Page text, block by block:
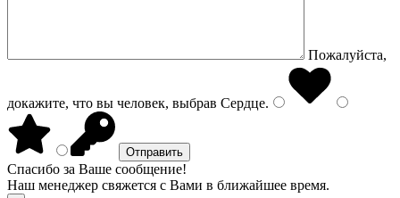
Пожалуйста,
докажите, что вы человек, выбрав Сердце.
Спасибо за Ваше сообщение!
Наш менеджер свяжется с Вами в ближайшее время.